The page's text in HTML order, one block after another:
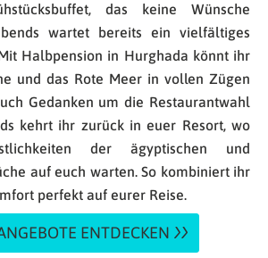
das keine Wünsche
wartet bereits ein vielfältiges
Halbpension in Hurghada könnt ihr
und das Rote Meer in vollen Zügen
Gedanken um die Restaurantwahl
kehrt ihr zurück in euer Resort, wo
der ägyptischen und
auf euch warten. So kombiniert ihr
perfekt auf eurer Reise.
ENTDECKEN